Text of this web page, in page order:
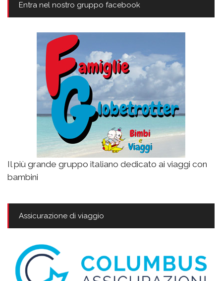
Entra nel nostro gruppo facebook
Il più grande gruppo italiano dedicato ai viaggi con
bambini
Assicurazione di viaggio